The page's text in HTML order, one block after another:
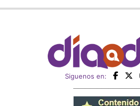
Siguenos en: